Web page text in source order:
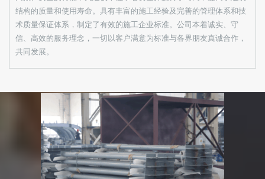
结构的质量和使用寿命。具有丰富的施工经验及完善的管理体系和技
术质量保证体系，制定了有效的施工企业标准。公司本着诚实、守
信、高效的服务理念，一切以客户满意为标准与各界朋友真诚合作，
共同发展。